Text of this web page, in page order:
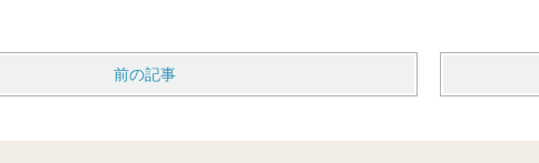
前の記事